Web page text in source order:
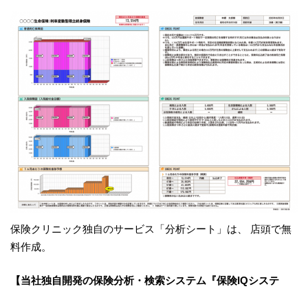
保険クリニック独自のサービス「分析シート」は、 店頭で無
料作成。
【当社独自開発の保険分析・検索システム『保険IQシステ